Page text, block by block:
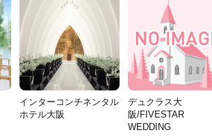
インターコンチネンタル
ホテル大阪
デュクラス大
阪/FIVESTAR
WEDDING